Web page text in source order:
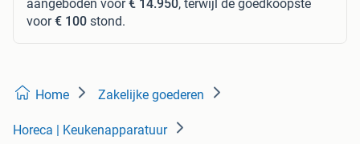
aangeboden voor€ 14.950, terwijl de goedkoopste
voor€ 100 stond.
Home Zakelijke goederen
Horeca | Keukenapparatuur